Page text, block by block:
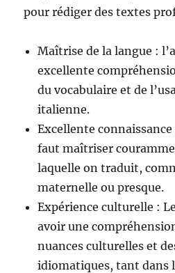
pour rédiger des textes
Maîtrise de la langue :
excellente
du vocabulaire et de
italienne.
Excellente
faut maîtriser
laquelle on traduit,
maternelle ou presque.
Expérience culturelle :
avoir une
nuances culturelles et
idiomatiques, tant dans